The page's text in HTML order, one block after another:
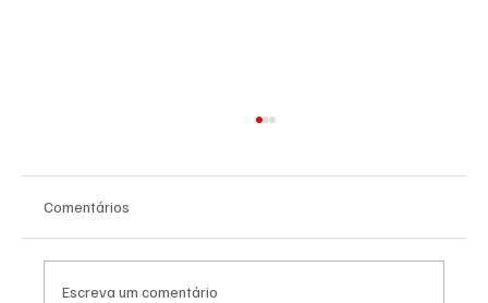
Comentários
Escreva um comentário